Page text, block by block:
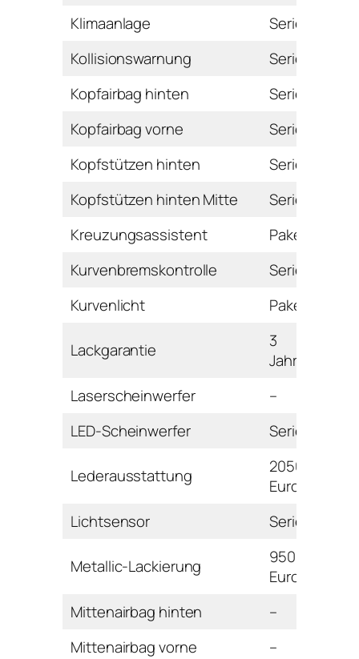
Klimaanlage
Serie
Kollisionswarnung
Serie
Kopfairbag hinten
Serie
Kopfairbag vorne
Serie
Kopfstützen hinten
Serie
Kopfstützen hinten Mitte
Serie
Kreuzungsassistent
Paket
Kurvenbremskontrolle
Serie
Kurvenlicht
Paket
Lackgarantie
3
Jahre
Laserscheinwerfer
–
LED-Scheinwerfer
Serie
Lederausstattung
2050
Euro
Lichtsensor
Serie
Metallic-Lackierung
950
Euro
Mittenairbag hinten
–
Mittenairbag vorne
–